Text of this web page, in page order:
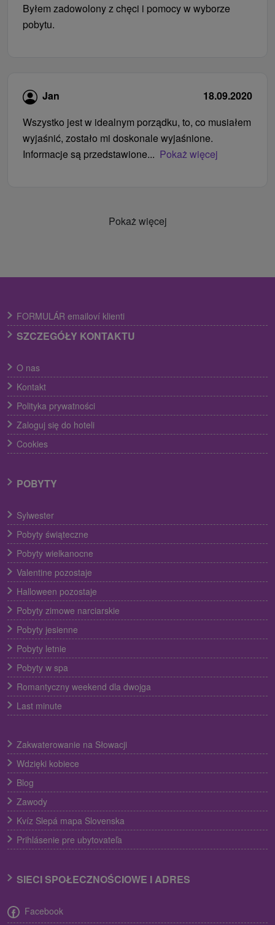
Byłem zadowolony z chęci i pomocy w wyborze
pobytu.
Jan
18.09.2020
Wszystko jest w idealnym porządku, to, co musiałem
wyjaśnić, zostało mi doskonale wyjaśnione.
Informacje są przedstawione... Pokaż więcej
Pokaż więcej
FORMULÁR emailoví klienti
SZCZEGÓŁY KONTAKTU
O nas
Kontakt
Polityka prywatności
Zaloguj się do hoteli
Cookies
POBYTY
Sylwester
Pobyty świąteczne
Pobyty wielkanocne
Valentine pozostaje
Halloween pozostaje
Pobyty zimowe narciarskie
Pobyty jesienne
Pobyty letnie
Pobyty w spa
Romantyczny weekend dla dwojga
Last minute
Zakwaterowanie na Słowacji
Wdzięki kobiece
Blog
Zawody
Kvíz Slepá mapa Slovenska
Prihlásenie pre ubytovateľa
SIECI SPOŁECZNOŚCIOWE I ADRES
Facebook